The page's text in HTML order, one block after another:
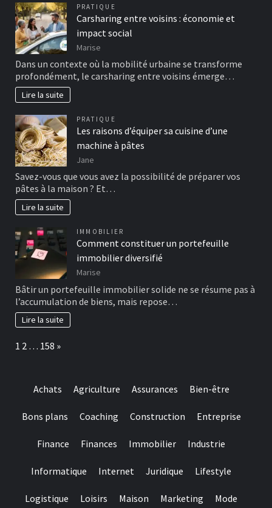
PRATIQUE
Carsharing entre voisins : économie et
impact social
Marise
Dans un contexte où la mobilité urbaine se transforme
profondément, le carsharing entre voisins émerge…
Lire la suite
PRATIQUE
Les raisons d’équiper sa cuisine d’une
machine à pâtes
Jane
Savez-vous que vous avez la possibilité de préparer vos
pâtes à la maison ? Et…
Lire la suite
IMMOBILIER
Comment constituer un portefeuille
immobilier diversifié
Marise
Bâtir un portefeuille immobilier solide ne se résume pas à
l’accumulation de biens, mais repose…
Lire la suite
Page:
1 2 … 158 Next
»
Achats Agriculture Assurances Bien-être
Bons plans Coaching Construction Entreprise
Finance Finances Immobilier Industrie
Informatique Internet Juridique Lifestyle
Logistique Loisirs Maison Marketing Mode